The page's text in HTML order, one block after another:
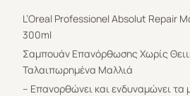
L’Oreal Professionel Absolut Repair
300ml
Σαμπουάν Επανόρθωσης Χωρίς
Ταλαιπωρημένα Μαλλιά
– Επανορθώνει και ενδυναμώνει τα